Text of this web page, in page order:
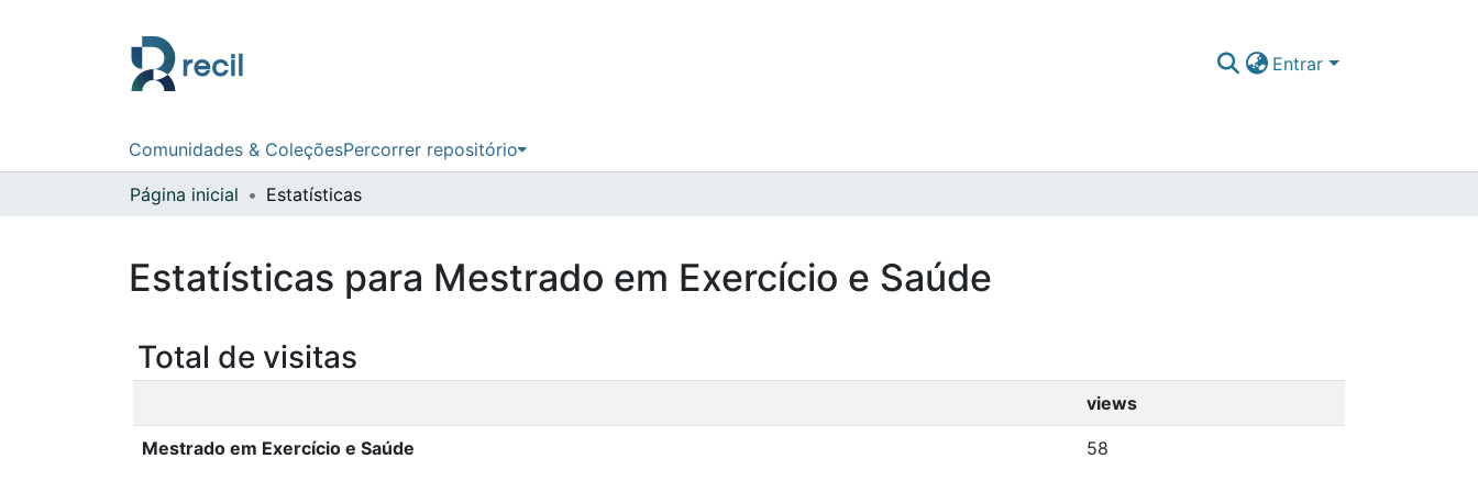
Entrar
Comunidades & ColeçõesPercorrer repositório
Página inicial Estatísticas
Estatísticas para Mestrado em Exercício e Saúde
Total de visitas
views
Mestrado em Exercício e Saúde 58